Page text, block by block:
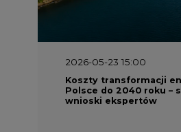
2026-05-23 15:00
Koszty transformacji
Polsce do 2040 roku –
wnioski ekspertów